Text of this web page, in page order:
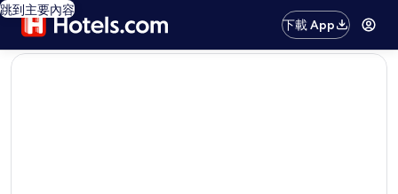
跳到主要內容
下載 App
editorial